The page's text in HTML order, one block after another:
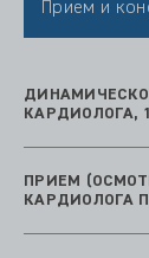
Прием и
КАРДИОЛОГА,
ПРИЕМ
КАРДИОЛОГА